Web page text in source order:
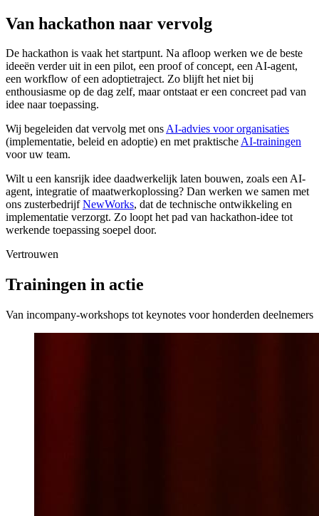
Van hackathon naar vervolg
De hackathon is vaak het startpunt. Na afloop werken we de beste
ideeën verder uit in een pilot, een proof of concept, een AI-agent,
een workflow of een adoptietraject. Zo blijft het niet bij
enthousiasme op de dag zelf, maar ontstaat er een concreet pad van
idee naar toepassing.
Wij begeleiden dat vervolg met onsAI-advies voor organisaties
(implementatie, beleid en adoptie) en met praktischeAI-trainingen
voor uw team.
Wilt u een kansrijk idee daadwerkelijk laten bouwen, zoals een AI-
agent, integratie of maatwerkoplossing? Dan werken we samen met
ons zusterbedrijfNewWorks, dat de technische ontwikkeling en
implementatie verzorgt. Zo loopt het pad van hackathon-idee tot
werkende toepassing soepel door.
Vertrouwen
Trainingen in actie
Van incompany-workshops tot keynotes voor honderden deelnemers